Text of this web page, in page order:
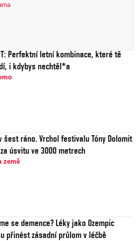
Perfektní letní kombinace, které tě
i kdybys nechtěl*a
šest ráno. Vrchol festivalu Tóny Dolomit
úsvitu ve 3000 metrech
země
se demence? Léky jako Ozempic
přinést zásadní průlom v léčbě